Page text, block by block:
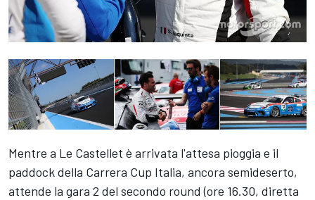
Mentre a Le Castellet è arrivata l'attesa pioggia e il
paddock della Carrera Cup Italia, ancora semideserto,
attende la gara 2 del secondo round (ore 16.30, diretta